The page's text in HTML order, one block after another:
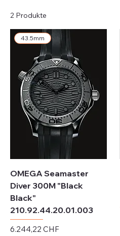
2 Produkte
43.5mm
OMEGA Seamaster
Diver 300M "Black
Black"
210.92.44.20.01.003
Preis
6.244,22 CHF